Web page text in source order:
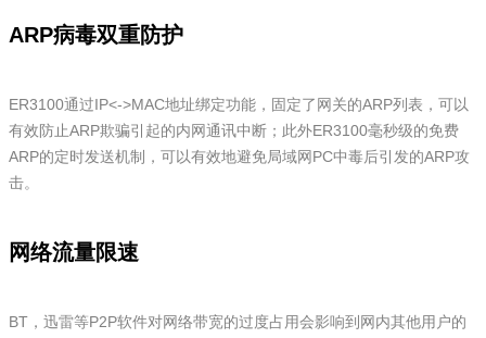
ARP病毒双重防护
ER3100通过IP<->MAC地址绑定功能，固定了网关的ARP列表，可以
有效防止ARP欺骗引起的内网通讯中断；此外ER3100毫秒级的免费
ARP的定时发送机制，可以有效地避免局域网PC中毒后引发的ARP攻
击。
网络流量限速
BT，迅雷等P2P软件对网络带宽的过度占用会影响到网内其他用户的